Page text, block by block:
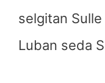
selgitan
Luban seda